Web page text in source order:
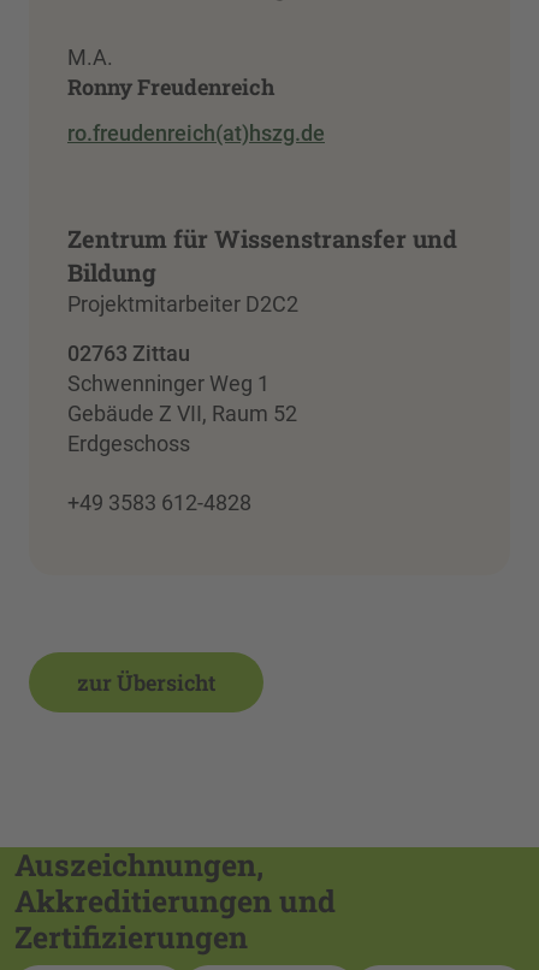
M.A.
Ronny Freudenreich
ro.freudenreich(at)hszg.de
Zentrum für Wissenstransfer und
Bildung
Projektmitarbeiter D2C2
02763 Zittau
Schwenninger Weg 1
Gebäude Z VII, Raum 52
Erdgeschoss
+49 3583 612-4828
zur Übersicht
Auszeichnungen,
Akkreditierungen und
Zertifizierungen